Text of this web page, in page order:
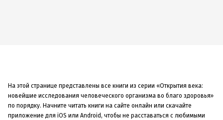
На этой странице представлены все книги из серии «Открытия века:
новейшие исследования человеческого организма во благо здоровья»
по порядку. Начните читать книги на сайте онлайн или скачайте
приложение для iOS или Android, чтобы не расставаться с любимыми